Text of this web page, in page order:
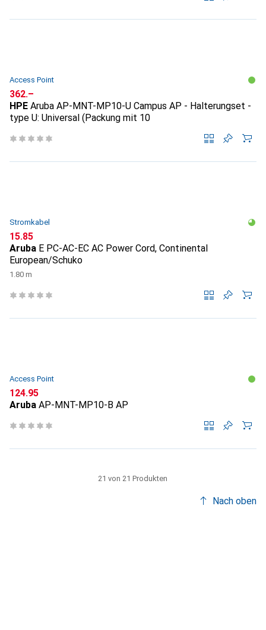
Access Point
CHF
362.–
HPE Aruba AP-MNT-MP10-U Campus AP - Halterungset -
type U: Universal (Packung mit 10
Stromkabel
CHF
15.85
Aruba E PC-AC-EC AC Power Cord, Continental
European/Schuko
1.80 m
Access Point
CHF
124.95
Aruba AP-MNT-MP10-B AP
21 von 21 Produkten
Nach oben